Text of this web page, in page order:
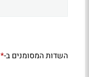
השדות המסומנים ב-*